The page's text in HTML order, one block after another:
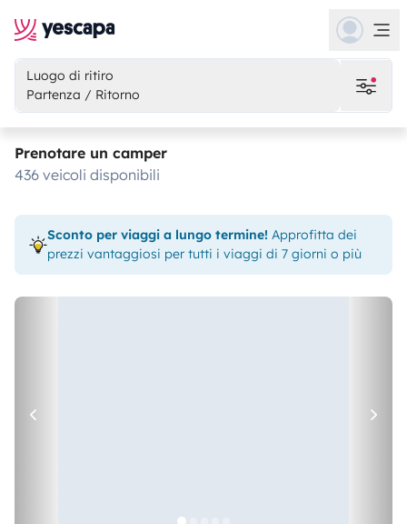
Luogo di ritiro
Partenza / Ritorno
Prenotare un camper
436 veicoli disponibili
Sconto per viaggi a lungo termine! Approfitta dei
prezzi vantaggiosi per tutti i viaggi di 7 giorni o più